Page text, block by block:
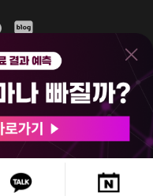
이지 이용약관
7, 3~4층(서초동, 제일빌딩)
철
RESERVED.